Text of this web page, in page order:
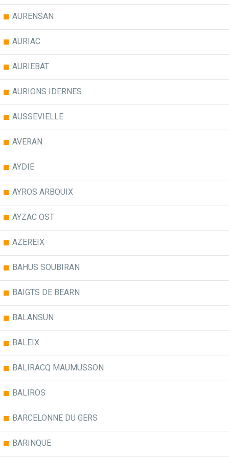
AURENSAN
AURIAC
AURIEBAT
AURIONS IDERNES
AUSSEVIELLE
AVERAN
AYDIE
AYROS ARBOUIX
AYZAC OST
AZEREIX
BAHUS SOUBIRAN
BAIGTS DE BEARN
BALANSUN
BALEIX
BALIRACQ MAUMUSSON
BALIROS
BARCELONNE DU GERS
BARINQUE